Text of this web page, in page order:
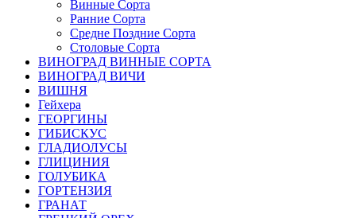
Винные Сорта
Ранние Сорта
Средне Поздние Сорта
Столовые Сорта
ВИНОГРАД ВИННЫЕ СОРТА
ВИНОГРАД ВИЧИ
ВИШНЯ
Гейхера
ГЕОРГИНЫ
ГИБИСКУС
ГЛАДИОЛУСЫ
ГЛИЦИНИЯ
ГОЛУБИКА
ГОРТЕНЗИЯ
ГРАНАТ